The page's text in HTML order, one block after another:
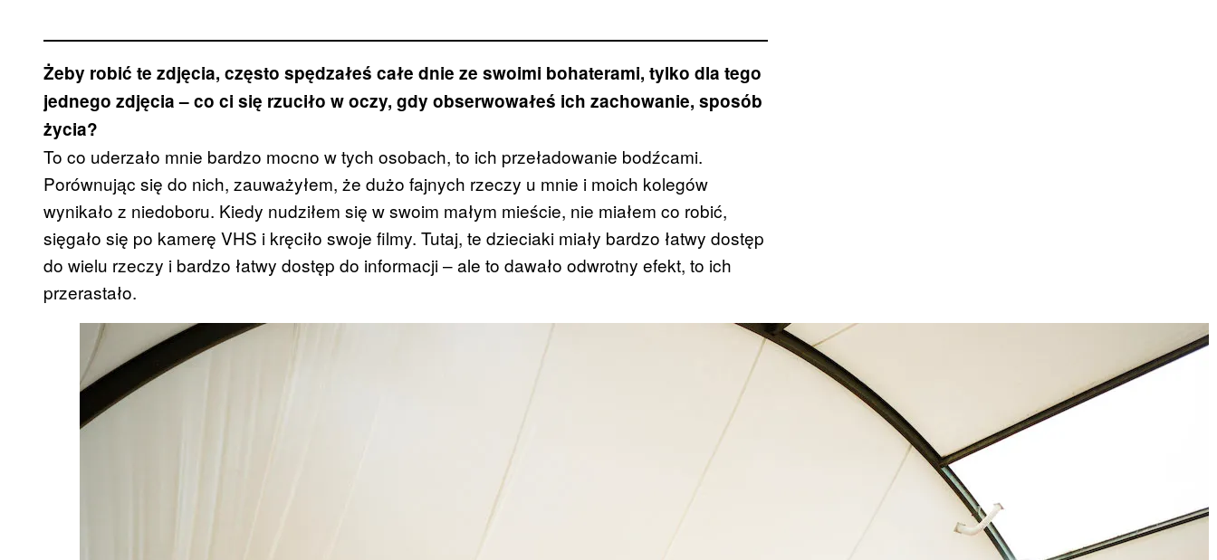
Żeby robić te zdjęcia, często spędzałeś całe dnie ze swoimi bohaterami, tylko dla tego
jednego zdjęcia – co ci się rzuciło w oczy, gdy obserwowałeś ich zachowanie, sposób
życia?
To co uderzało mnie bardzo mocno w tych osobach, to ich przeładowanie bodźcami.
Porównując się do nich, zauważyłem, że dużo fajnych rzeczy u mnie i moich kolegów
wynikało z niedoboru. Kiedy nudziłem się w swoim małym mieście, nie miałem co robić,
sięgało się po kamerę VHS i kręciło swoje filmy. Tutaj, te dzieciaki miały bardzo łatwy dostęp
do wielu rzeczy i bardzo łatwy dostęp do informacji – ale to dawało odwrotny efekt, to ich
przerastało.